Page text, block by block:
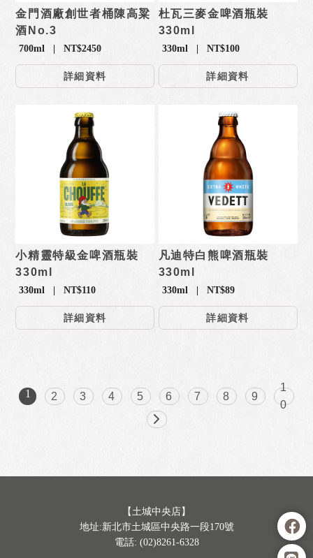
金門酒廠創世者桶陳高粱
酒No.3
700ml | NT$2450
詳細資料
杜瓦三麥金啤酒瓶裝
330ml
330ml | NT$100
詳細資料
小精靈特級金啤酒瓶裝
330ml
330ml | NT$110
詳細資料
凡迪特白熊啤酒瓶裝
330ml
330ml | NT$89
詳細資料
1 2 3 4 5 6 7 8 9
1
0
【土城中央店】
地址:新北市土城區中央路一段170號
電話: (02)8261-6328